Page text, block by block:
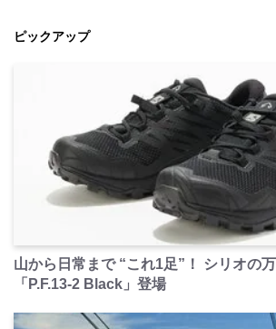
ピックアップ
山から日常まで “これ1足”！ シリオの
「P.F.13-2 Black」登場